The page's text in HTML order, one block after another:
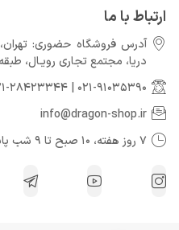
ارتباط با ما
آدرس فروشگاه حضوری:
دريا، مجتمع تجارى رويـال، طبقه اول، واحد 110
021-91035390
28423344
info@dragon-shop.ir
7 روز هفته، 10 صبح تا 9 شب پاسخگوی شما عزیزان هستیم.